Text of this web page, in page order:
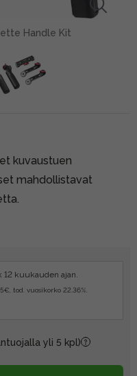
Handle Kit
kuvaustuen
mahdollistavat
kuukauden ajan.
tod. vuosikorko 22.36%.
yli 5 kpl)